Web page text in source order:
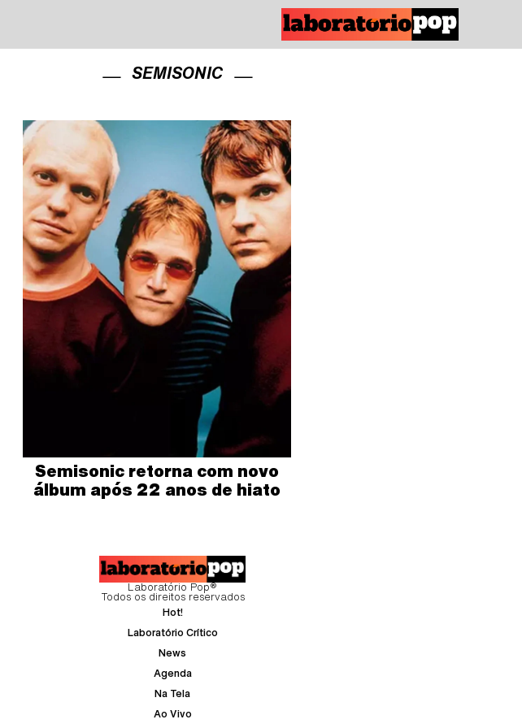
SEMISONIC
Semisonic retorna com novo
álbum após 22 anos de hiato
Laboratório Pop®
Todos os direitos reservados
Hot!
Laboratório Crítico
News
Agenda
Na Tela
Ao Vivo